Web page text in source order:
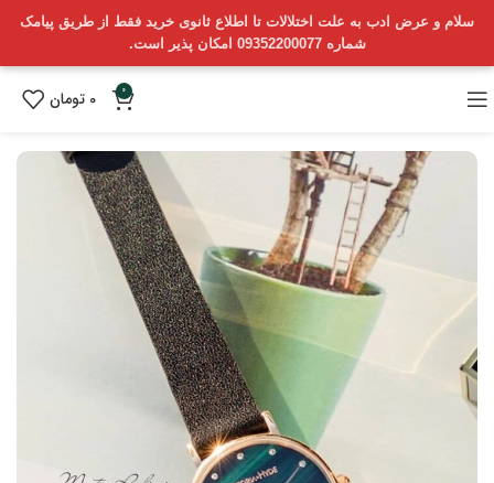
سلام و عرض ادب به علت اختلالات تا اطلاع ثانوی خرید فقط از طریق پیامک
شماره 09352200077 امکان پذیر است.
0
0 تومان